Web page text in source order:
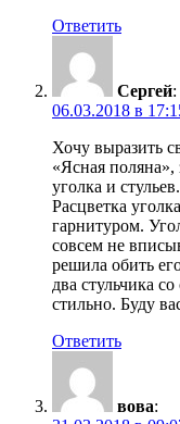
Ответить
Сергей:
06.03.2018 в
Хочу выразить
«Ясная поляна»,
уголка и
Расцветка
гарнитуром.
совсем не
решила обить
два стульчика
стильно. Буду
Ответить
вова: